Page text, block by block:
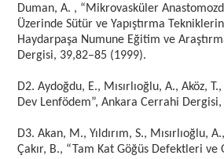
Duman, A. , “Mikrovasküler
Üzerinde Sütür ve Yapıştırma
Haydarpaşa Numune Eğitim ve
Dergisi, 39,82–85 (1999).
D2. Aydoğdu, E., Mısırlıoğlu, A., Aköz,
Dev Lenfödem”, Ankara Cerrahi
D3. Akan, M., Yıldırım, S., Mısırlıoğlu,
Çakır, B., “Tam Kat Göğüs Defektleri ve